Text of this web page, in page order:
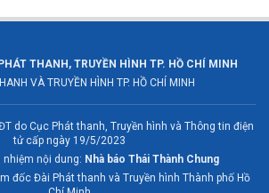
THANH, TRUYỀN HÌNH TP. HỒ CHÍ MINH
VÀ TRUYỀN HÌNH TP. HỒ CHÍ MINH
do Cục Phát thanh, Truyền hình và Thông tin điện
tử cấp ngày 19/5/2023
nội dung: Nhà báo Thái Thành Chung
đốc Đài Phát thanh và Truyền hình Thành phố Hồ